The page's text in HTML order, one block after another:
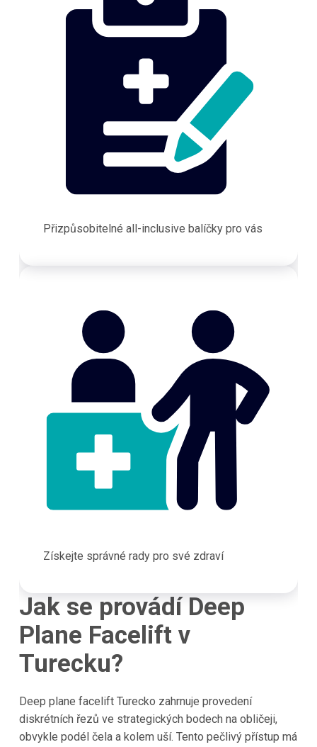
Přizpůsobitelné all-inclusive balíčky pro vás
Získejte správné rady pro své zdraví
Jak se provádí Deep
Plane Facelift v
Turecku?
Deep plane facelift Turecko zahrnuje provedení
diskrétních řezů ve strategických bodech na obličeji,
obvykle podél čela a kolem uší. Tento pečlivý přístup má